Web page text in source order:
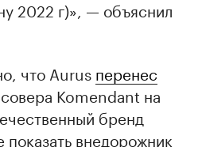
2022 г)», — объяснил
что Aurus перенес
Komendant на
бренд
внедорожник